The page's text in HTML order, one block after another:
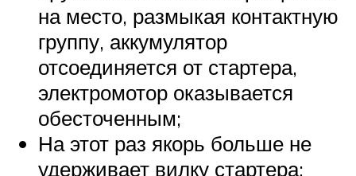
на место, размыкая контактную
группу, аккумулятор
отсоединяется от стартера,
электромотор оказывается
обесточенным;
На этот раз якорь больше не
удерживает вилку стартера;